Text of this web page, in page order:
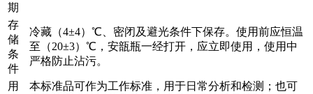
期
存
储
条
件
冷藏（4±4）℃、密闭及避光条件下保存。使用前应恒温
至（20±3）℃，安瓿瓶一经打开，应立即使用，使用中
严格防止沾污。
用
本标准品可作为工作标准，用于日常分析和检测；也可